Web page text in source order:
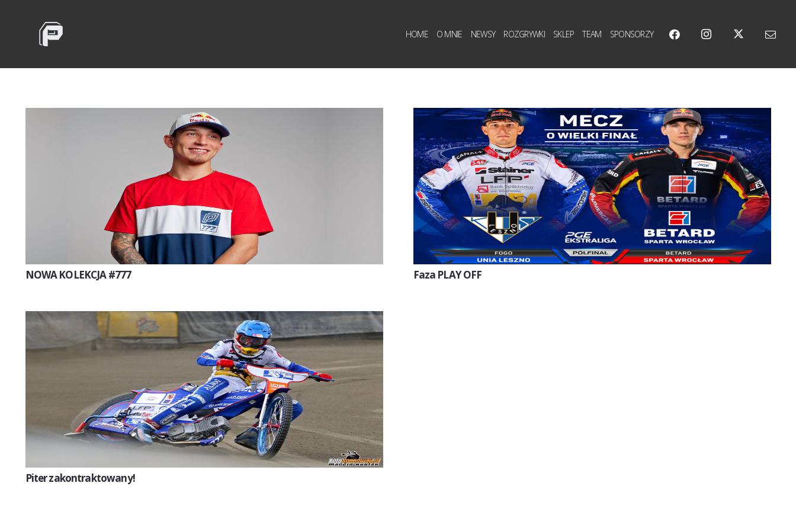
HOME O MNIE NEWSY ROZGRYWKI SKLEP TEAM SPONSORZY
NOWA KOLEKCJA #777 Faza PLAY OFF
Piter zakontraktowany!